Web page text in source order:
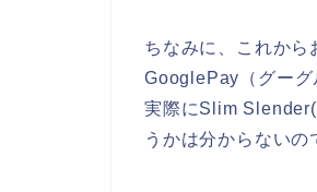
ちなみに、これか
GooglePay（グーグ
実際にSlim
うかは分からないの